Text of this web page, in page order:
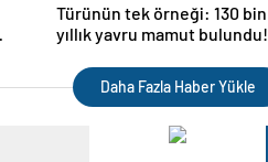
Türünün tek örneği: 130 bin
yıllık yavru mamut bulundu!
Daha Fazla Haber Yükle